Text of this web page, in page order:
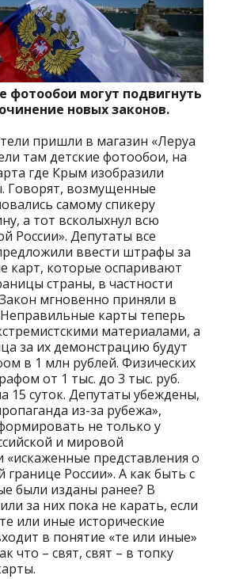
фотообои могут подвигнуть
новых законов.
пришли в магазин «Леруа
там детские фотообои, на
где Крым изобразили
Говорят, возмущенные
самому спикеру
а тот всколыхнул всю
России». Депутаты все
ввести штрафы за
карт, которые оспаривают
страны, в частности
мгновенно приняли в
карты теперь
материалами, а
за их демонстрацию будут
в 1 млн рублей. Физических
от 1 тыс. до 3 тыс. руб.
15 суток. Депутаты убеждены,
из-за рубежа»,
не только у
и мировой
«искаженные представления о
границе России». А как быть с
были изданы ранее? В
за них пока не карать, если
или иные исторические
в понятие «те или иные»
что – свят, свят – в топку